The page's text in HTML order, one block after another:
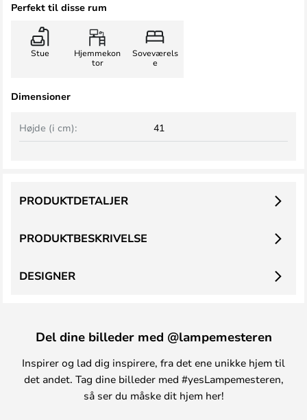
Perfekt til disse rum
Stue
Hjemmekon
tor
Soveværels
e
Dimensioner
Højde (i cm): 41
PRODUKTBESKRIVELSE
PRODUKTDETALJER
DESIGNER
Del dine billeder med @lampemesteren
Inspirer og lad dig inspirere, fra det ene unikke hjem til
det andet. Tag dine billeder med #yesLampemesteren,
så ser du måske dit hjem her!